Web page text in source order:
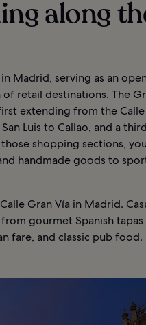
along
Madrid, serving as an
retail destinations. The
extending from the
Luis to Callao, and a
shopping sections,
handmade goods to
Gran Vía in Madrid.
gourmet Spanish tapas
fare, and classic pub food.